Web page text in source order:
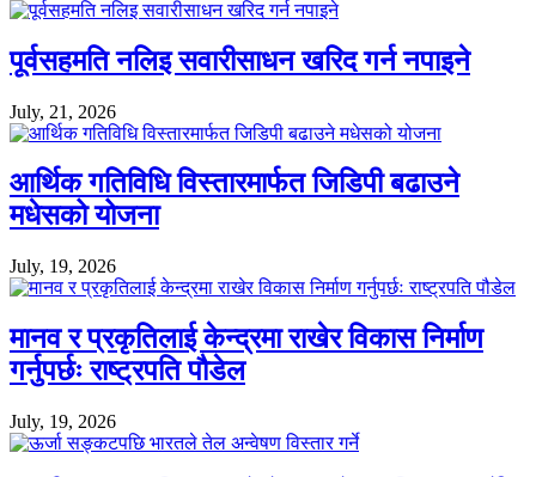
पूर्वसहमति नलिइ सवारीसाधन खरिद गर्न नपाइने
July, 21, 2026
आर्थिक गतिविधि विस्तारमार्फत जिडिपी बढाउने
मधेसको योजना
July, 19, 2026
मानव र प्रकृतिलाई केन्द्रमा राखेर विकास निर्माण
गर्नुपर्छः राष्ट्रपति पौडेल
July, 19, 2026